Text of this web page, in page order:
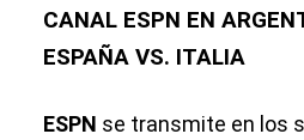
CANAL ESPN EN
ESPAÑA VS. ITALIA
ESPN se transmite en los